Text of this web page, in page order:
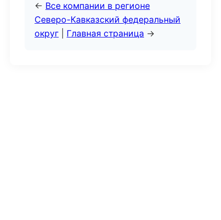
← Все компании в регионе
Северо-Кавказский федеральный
округ
Главная страница →